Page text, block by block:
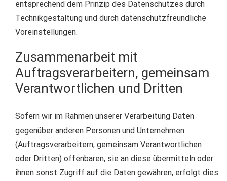
entsprechend dem Prinzip des Datenschutzes durch
Technikgestaltung und durch datenschutzfreundliche
Voreinstellungen.
Zusammenarbeit mit
Auftragsverarbeitern, gemeinsam
Verantwortlichen und Dritten
Sofern wir im Rahmen unserer Verarbeitung Daten
gegenüber anderen Personen und Unternehmen
(Auftragsverarbeitern, gemeinsam Verantwortlichen
oder Dritten) offenbaren, sie an diese übermitteln oder
ihnen sonst Zugriff auf die Daten gewähren, erfolgt dies